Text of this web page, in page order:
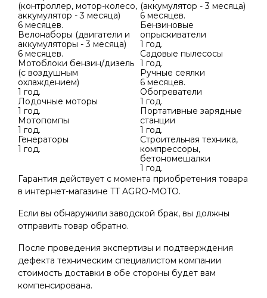
(контроллер, мотор-колесо,
аккумулятор - 3 месяца)
6 месяцев.
Велонаборы (двигатели и
аккумуляторы - 3 месяца)
6 месяцев.
Мотоблоки бензин/дизель
(с воздушным
охлаждением)
1 год.
Лодочные моторы
1 год.
Мотопомпы
1 год.
Генераторы
1 год.
(аккумулятор - 3 месяца)
6 месяцев.
Бензиновые
опрыскиватели
1 год.
Садовые пылесосы
1 год.
Ручные сеялки
6 месяцев.
Обогреватели
1 год.
Портативные зарядные
станции
1 год.
Строительная техника,
компрессоры,
бетономешалки
1 год.
Гарантия действует с момента приобретения товара
в интернет-магазине TT AGRO-MOTO.
Если вы обнаружили заводской брак, вы должны
отправить товар обратно.
После проведения экспертизы и подтверждения
дефекта техническим специалистом компании
стоимость доставки в обе стороны будет вам
компенсирована.